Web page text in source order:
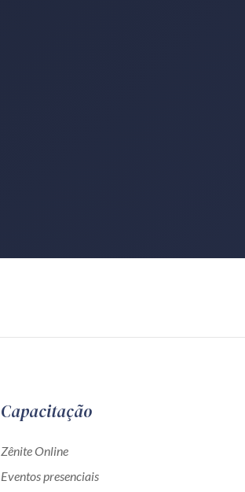
Capacitação
Zênite Online
Eventos presenciais